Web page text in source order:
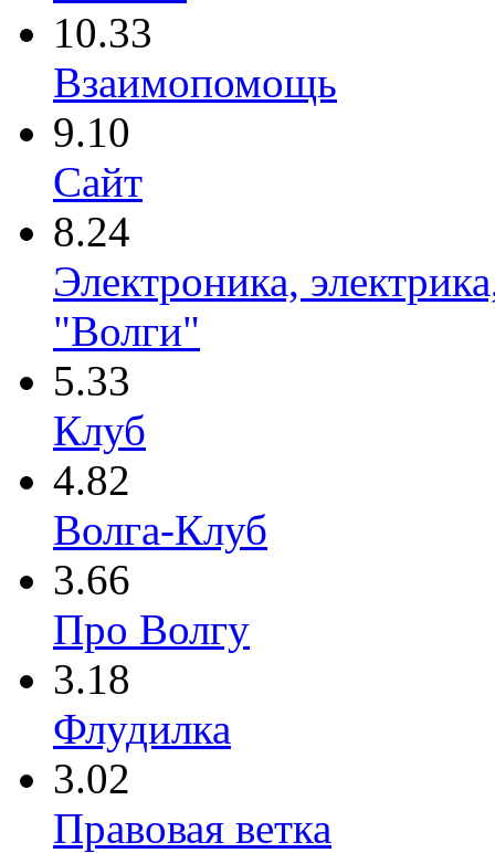
10.33
Взаимопомощь
9.10
Сайт
8.24
Электроника,
"Волги"
5.33
Клуб
4.82
Волга-Клуб
3.66
Про Волгу
3.18
Флудилка
3.02
Правовая ветка